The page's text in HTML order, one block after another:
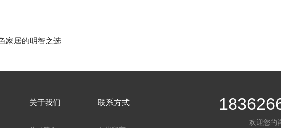
家居的明智之选
关于我们 联系方式
欢迎您的